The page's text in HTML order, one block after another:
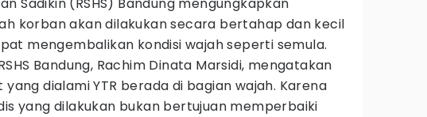
korban akan dilakukan secara bertahap dan kecil
mengembalikan kondisi wajah seperti semula.
Bandung, Rachim Dinata Marsidi, mengatakan
dialami YTR berada di bagian wajah. Karena
yang dilakukan bukan bertujuan memperbaiki